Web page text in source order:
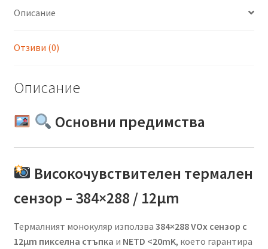
Описание
Отзиви (0)
Описание
Основни предимства
Високочувствителен термален
сензор – 384×288 / 12µm
Термалният монокуляр използва 384×288 VOx сензор с
12μm пикселна стъпка и NETD <20mK, което гарантира